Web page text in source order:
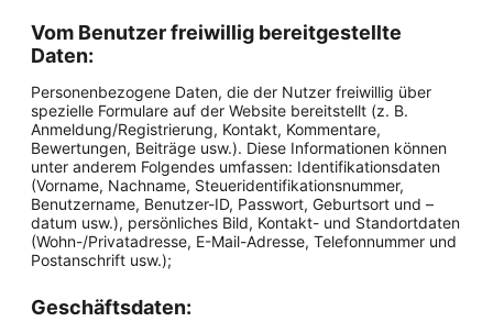
Vom Benutzer freiwillig bereitgestellte
Daten:
Personenbezogene Daten, die der Nutzer freiwillig über
spezielle Formulare auf der Website bereitstellt (z. B.
Anmeldung/Registrierung, Kontakt, Kommentare,
Bewertungen, Beiträge usw.). Diese Informationen können
unter anderem Folgendes umfassen: Identifikationsdaten
(Vorname, Nachname, Steueridentifikationsnummer,
Benutzername, Benutzer-ID, Passwort, Geburtsort und –
datum usw.), persönliches Bild, Kontakt- und Standortdaten
(Wohn-/Privatadresse, E-Mail-Adresse, Telefonnummer und
Postanschrift usw.);
Geschäftsdaten: